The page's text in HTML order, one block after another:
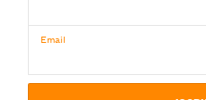
Email